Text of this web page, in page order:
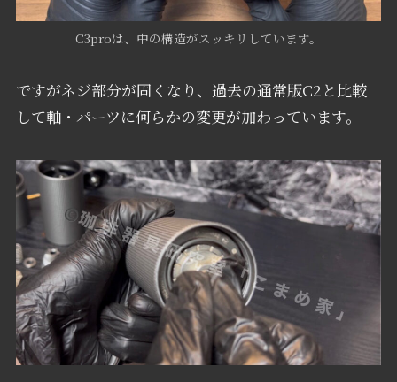
C3proは、中の構造がスッキリしています。
ですがネジ部分が固くなり、過去の通常版C2と比較
して軸・パーツに何らかの変更が加わっています。